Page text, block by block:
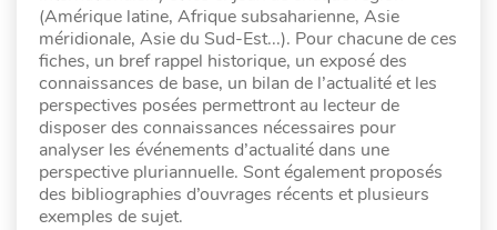
(Amérique latine, Afrique subsaharienne, Asie
méridionale, Asie du Sud-Est...). Pour chacune de ces
fiches, un bref rappel historique, un exposé des
connaissances de base, un bilan de l’actualité et les
perspectives posées permettront au lecteur de
disposer des connaissances nécessaires pour
analyser les événements d’actualité dans une
perspective pluriannuelle. Sont également proposés
des bibliographies d’ouvrages récents et plusieurs
exemples de sujet.